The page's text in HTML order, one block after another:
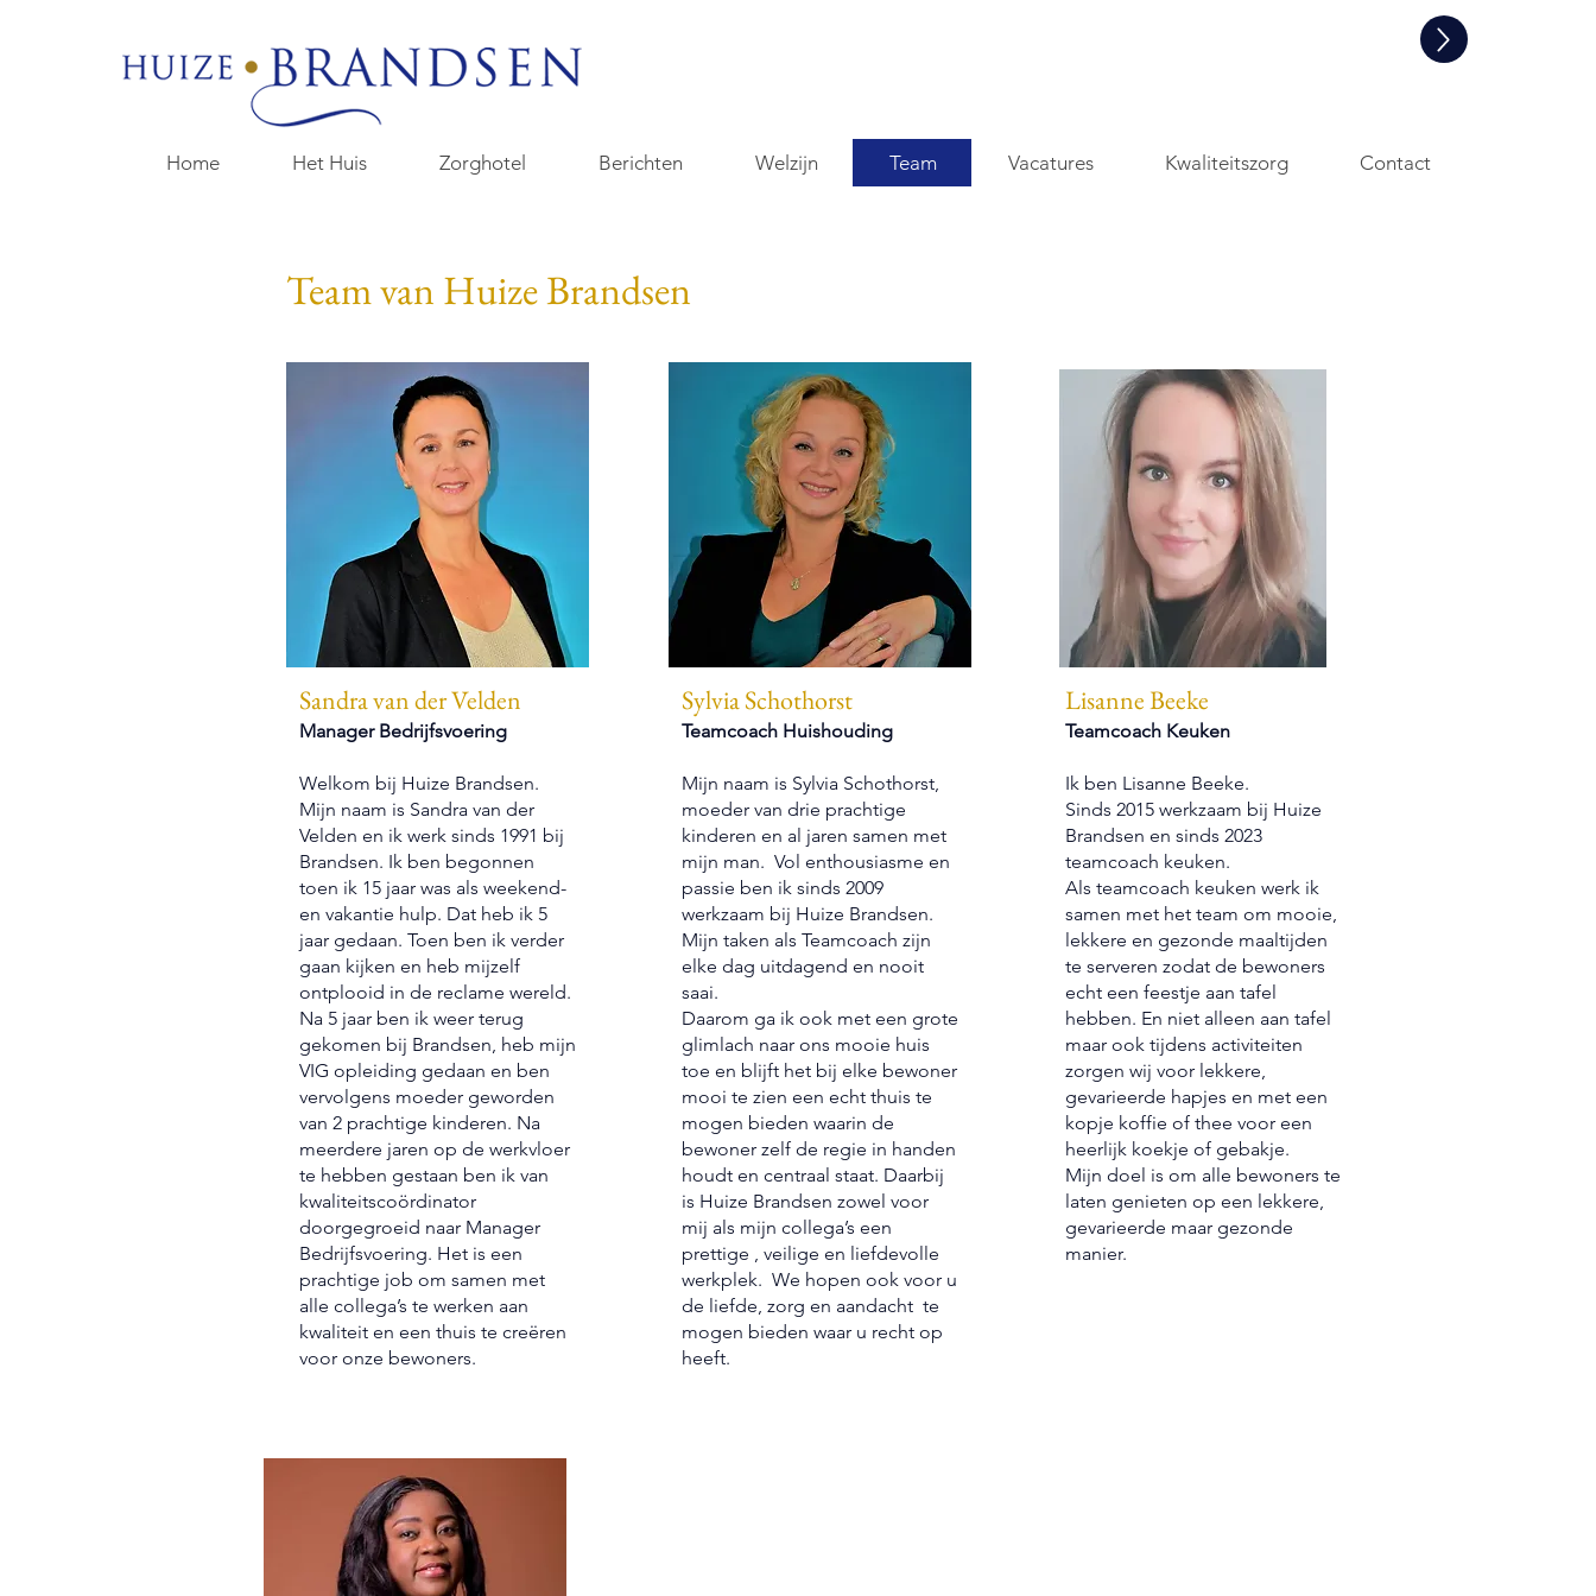
Home Het Huis Zorghotel Berichten Welzijn Team Vacatures Kwaliteitszorg Contact
Team van Huize Brandsen
Sandra van der Velden
Manager Bedrijfsvoering
Welkom bij Huize Brandsen.
Mijn naam is Sandra van der
Velden en ik werk sinds 1991 bij
Brandsen. Ik ben begonnen
toen ik 15 jaar was als weekend-
en vakantie hulp. Dat heb ik 5
jaar gedaan. Toen ben ik verder
gaan kijken en heb mijzelf
ontplooid in de reclame wereld.
Na 5 jaar ben ik weer terug
gekomen bij Brandsen, heb mijn
VIG opleiding gedaan en ben
vervolgens moeder geworden
van 2 prachtige kinderen. Na
meerdere jaren op de werkvloer
te hebben gestaan ben ik van
kwaliteitscoördinator
doorgegroeid naar Manager
Bedrijfsvoering. Het is een
prachtige job om samen met
alle collega’s te werken aan
kwaliteit en een thuis te creëren
voor onze bewoners.
Sylvia Schothorst
Teamcoach Huishouding
Mijn naam is Sylvia Schothorst,
moeder van drie prachtige
kinderen en al jaren samen met
mijn man. Vol enthousiasme en
passie ben ik sinds 2009
werkzaam bij Huize Brandsen.
Mijn taken als Teamcoach zijn
elke dag uitdagend en nooit
saai.
Daarom ga ik ook met een grote
glimlach naar ons mooie huis
toe en blijft het bij elke bewoner
mooi te zien een echt thuis te
mogen bieden waarin de
bewoner zelf de regie in handen
houdt en centraal staat. Daarbij
is Huize Brandsen zowel voor
mij als mijn collega’s een
prettige , veilige en liefdevolle
werkplek. We hopen ook voor u
de liefde, zorg en aandacht te
mogen bieden waar u recht op
heeft.
Lisanne Beeke
Teamcoach Keuken
Ik ben Lisanne Beeke.
Sinds 2015 werkzaam bij Huize
Brandsen en sinds 2023
teamcoach keuken.
Als teamcoach keuken werk ik
samen met het team om mooie,
lekkere en gezonde maaltijden
te serveren zodat de bewoners
echt een feestje aan tafel
hebben. En niet alleen aan tafel
maar ook tijdens activiteiten
zorgen wij voor lekkere,
gevarieerde hapjes en met een
kopje koffie of thee voor een
heerlijk koekje of gebakje.
Mijn doel is om alle bewoners te
laten genieten op een lekkere,
gevarieerde maar gezonde
manier.